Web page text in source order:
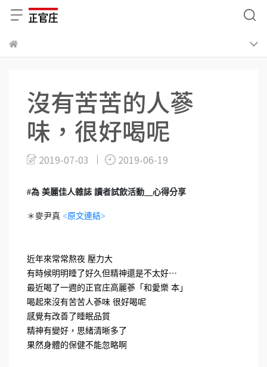
沒有苦苦的人蔘
味，很好喝呢
2019-07-03 2019-06-19
#為 美麗佳人雜誌 讀者試飲活動＿心得分享
＊麥尹真 <原文連結>
近年來常常熬夜 壓力大
有時候明明睡了好久但精神還是不太好⋯
最近喝了一週的正官庄高麗蔘「和愛樂 本」
喝起來沒有苦苦人蔘味 很好喝呢
感覺有改善了睡眠品質
精神有變好，思緒清晰多了
果然身體的保健不能忽略啊